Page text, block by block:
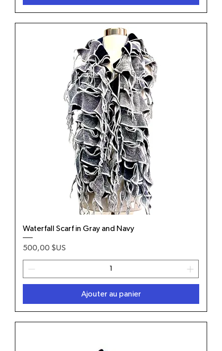
Waterfall Scarf in Gray and Navy
Prix
500,00 $US
Ajouter au panier